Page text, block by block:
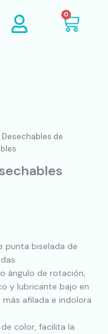
0
Cart
Desechables de
punta biselada de
ángulo de rotación,
y lubricante bajo en
afilada e indolora
color, facilita la